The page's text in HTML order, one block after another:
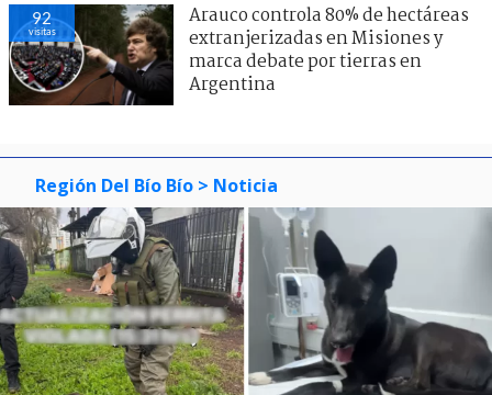
92
visitas
Arauco controla 80% de hectáreas
extranjerizadas en Misiones y
marca debate por tierras en
Argentina
Región Del Bío Bío > Noticia